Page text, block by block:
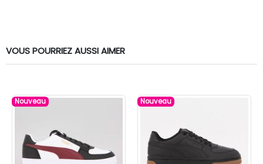
VOUS POURRIEZ AUSSI AIMER
Nouveau Nouveau